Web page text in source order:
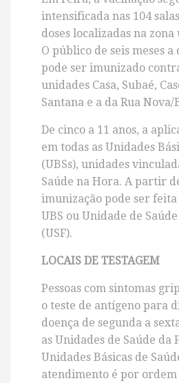
intensificada nas 104
doses localizadas na
O público de seis meses
pode ser imunizado
unidades Casa, Subaé,
Santana e a da Rua
De cinco a 11 anos, a
em todas as Unidades
(UBSs), unidades
Saúde na Hora. A partir
imunização pode ser
UBS ou Unidade de
(USF).
LOCAIS DE TESTAGEM
Pessoas com sintomas
o teste de antígeno para
doença de segunda a
as Unidades de Saúde da
Unidades Básicas de
atendimento é por ordem